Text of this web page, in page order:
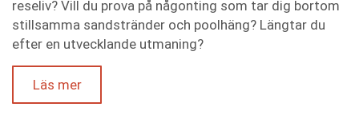
reseliv? Vill du prova på någonting som tar dig bortom
stillsamma sandstränder och poolhäng? Längtar du
efter en utvecklande utmaning?
Läs mer